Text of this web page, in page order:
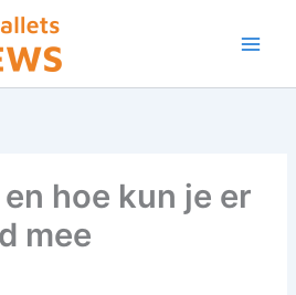
hoe kun je er
mee